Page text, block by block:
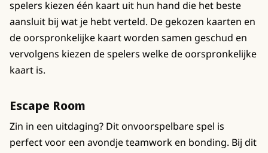
spelers kiezen één kaart uit hun hand die het beste
aansluit bij wat je hebt verteld. De gekozen kaarten en
de oorspronkelijke kaart worden samen geschud en
vervolgens kiezen de spelers welke de oorspronkelijke
kaart is.
Escape Room
Zin in een uitdaging? Dit onvoorspelbare spel is
perfect voor een avondje teamwork en bonding. Bij dit